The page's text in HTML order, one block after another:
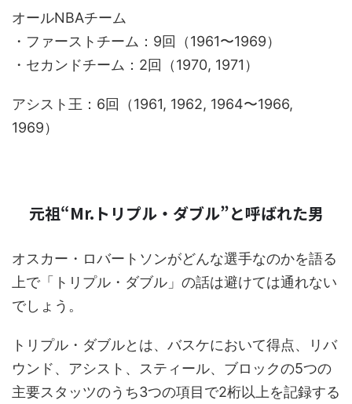
オールNBAチーム
・ファーストチーム：9回（1961〜1969）
・セカンドチーム：2回（1970, 1971）
アシスト王：6回（1961, 1962, 1964〜1966,
1969）
元祖“Mr.トリプル・ダブル”と呼ばれた男
オスカー・ロバートソンがどんな選手なのかを語る
上で「トリプル・ダブル」の話は避けては通れない
でしょう。
トリプル・ダブルとは、バスケにおいて得点、リバ
ウンド、アシスト、スティール、ブロックの5つの
主要スタッツのうち3つの項目で2桁以上を記録する